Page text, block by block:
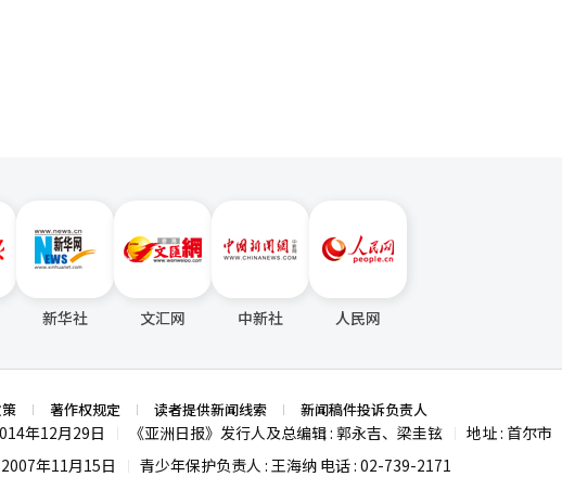
经人工智能（AI）系统翻译与编辑。
新华社 文汇网 中新社 人民网
著作权规定 读者提供新闻线索 新闻稿件投诉负责人
年12月29日 《亚洲日报》发行人及总编辑 : 郭永吉、梁圭铉
地址 : 首尔市
年11月15日 青少年保护负责人 : 王海纳 电话 : 02-739-2171